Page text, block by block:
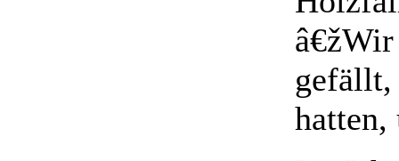
gefällt,
hatten,